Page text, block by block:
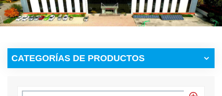
English
français
español
CATEGORÍAS DE PRODUCTOS